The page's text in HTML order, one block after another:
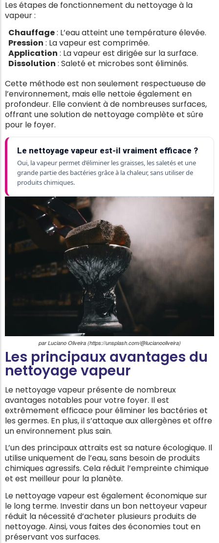
Les étapes de fonctionnement du nettoyage à la
vapeur :
Chauffage: L’eau atteint une température élevée.
Pression : La vapeur est comprimée.
Application : La vapeur est dirigée sur la surface.
Dissolution : Saleté et microbes sont éliminés.
Cette méthode est non seulement respectueuse de
l’environnement, mais elle nettoie également en
profondeur. Elle convient à de nombreuses surfaces,
offrant une solution de nettoyage complète et sûre
pour le foyer.
Le nettoyage vapeur est-il vraiment efficace ?
Oui, la vapeur permet d’éliminer les graisses, les saletés et une
grande partie des bactéries grâce à la chaleur, sans utiliser de
produits chimiques.
par Luciano Oliveira (https://unsplash.com/@lucianooliveira)
Les principaux avantages du
nettoyage vapeur
Le nettoyage vapeur présente de nombreux
avantages notables pour votre foyer. Il est
extrêmement efficace pour éliminer les bactéries et
les germes. En plus, il s’attaque aux allergènes et offre
un environnement plus sain.
L’un des principaux attraits est sa nature écologique. Il
utilise uniquement de l’eau, sans besoin de produits
chimiques agressifs. Cela réduit l’empreinte chimique
et est meilleur pour la planète.
Le nettoyage vapeur est également économique sur
le long terme. Investir dans un bon nettoyeur vapeur
réduit la nécessité d’acheter plusieurs produits de
nettoyage. Ainsi, vous faites des économies tout en
préservant vos surfaces.